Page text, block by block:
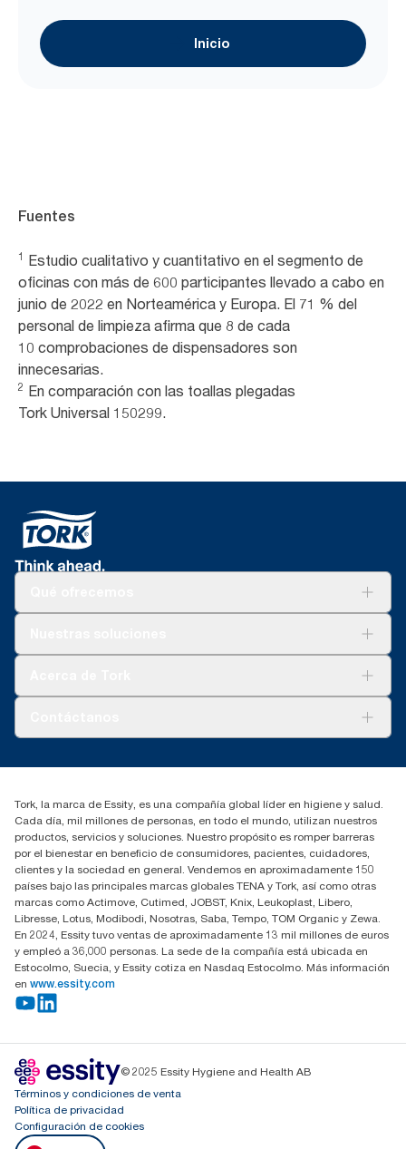
Inicio
Fuentes
1 Estudio cualitativo y cuantitativo en el segmento de
oficinas con más de 600 participantes llevado a cabo en
junio de 2022 en Norteamérica y Europa. El 71 % del
personal de limpieza afirma que 8 de cada
10 comprobaciones de dispensadores son
innecesarias.
2 En comparación con las toallas plegadas
Tork Universal 150299.
91 657 84 00
Tork, la marca de Essity, es una compañía global líder en higiene y salud.
Cada día, mil millones de personas, en todo el mundo, utilizan nuestros
productos, servicios y soluciones. Nuestro propósito es romper barreras
por el bienestar en beneficio de consumidores, pacientes, cuidadores,
clientes y la sociedad en general. Vendemos en aproximadamente 150
países bajo las principales marcas globales TENA y Tork, así como otras
marcas como Actimove, Cutimed, JOBST, Knix, Leukoplast, Libero,
Libresse, Lotus, Modibodi, Nosotras, Saba, Tempo, TOM Organic y Zewa.
En 2024, Essity tuvo ventas de aproximadamente 13 mil millones de euros
y empleó a 36,000 personas. La sede de la compañía está ubicada en
Estocolmo, Suecia, y Essity cotiza en Nasdaq Estocolmo. Más información
en www.essity.com
© 2025 Essity Hygiene and Health AB
Términos y condiciones de venta
Política de privacidad
Configuración de cookies